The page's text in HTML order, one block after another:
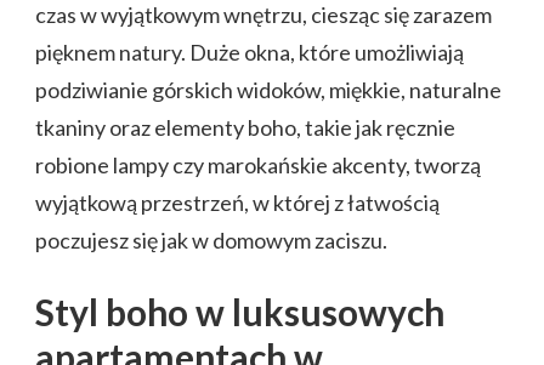
czas w wyjątkowym wnętrzu, ciesząc się zarazem
pięknem natury. Duże okna, które umożliwiają
podziwianie górskich widoków, miękkie, naturalne
tkaniny oraz elementy boho, takie jak ręcznie
robione lampy czy marokańskie akcenty, tworzą
wyjątkową przestrzeń, w której z łatwością
poczujesz się jak w domowym zaciszu.
Styl boho w luksusowych